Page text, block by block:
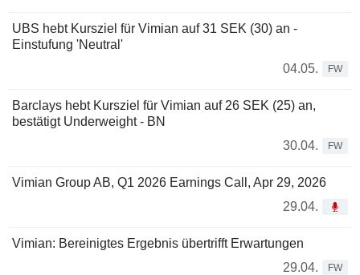
UBS hebt Kursziel für Vimian auf 31 SEK (30) an -
Einstufung 'Neutral'
04.05.
FW
Barclays hebt Kursziel für Vimian auf 26 SEK (25) an,
bestätigt Underweight - BN
30.04.
FW
Vimian Group AB, Q1 2026 Earnings Call, Apr 29, 2026
29.04.
Vimian: Bereinigtes Ergebnis übertrifft Erwartungen
29.04.
FW